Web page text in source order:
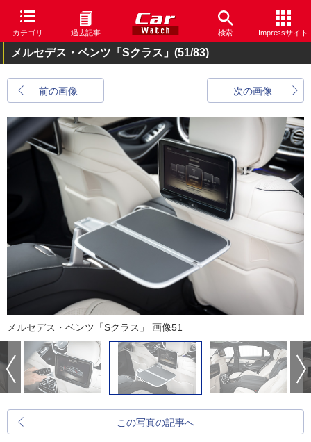
カテゴリ 過去記事 検索 Impressサイト
メルセデス・ベンツ「Sクラス」 (51/83)
前の画像 次の画像
メルセデス・ベンツ「Sクラス」 画像51
この写真の記事へ